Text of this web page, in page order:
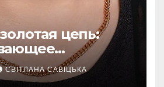
цепь:
по выбору
украшения
СВІТЛАНА САВІЦЬКА